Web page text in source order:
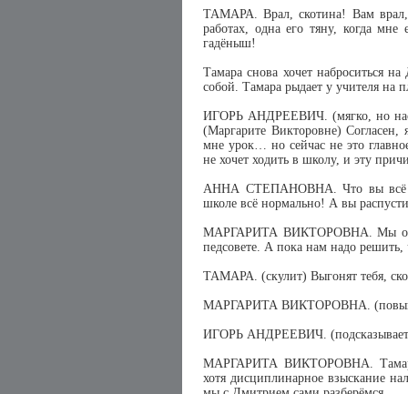
ТАМАРА. Врал, скотина! Вам
работах, одна его тяну, когда
гадёныш!
Тамара снова хочет наброситься
собой. Тамара рыдает у учителя на
ИГОРЬ АНДРЕЕВИЧ. (мягко, но
(Маргарите Викторовне) Согласен,
мне урок… но сейчас не это
не хочет ходить в школу, и эту
АННА СТЕПАНОВНА. Что вы всё с
школе всё нормально! А вы
МАРГАРИТА ВИКТОРОВНА. Мы
педсовете. А пока нам надо
ТАМАРА. (скулит) Выгонят тебя,
МАРГАРИТА ВИКТОРОВНА.
ИГОРЬ АНДРЕЕВИЧ.
МАРГАРИТА ВИКТОРОВНА.
хотя дисциплинарное взыскание